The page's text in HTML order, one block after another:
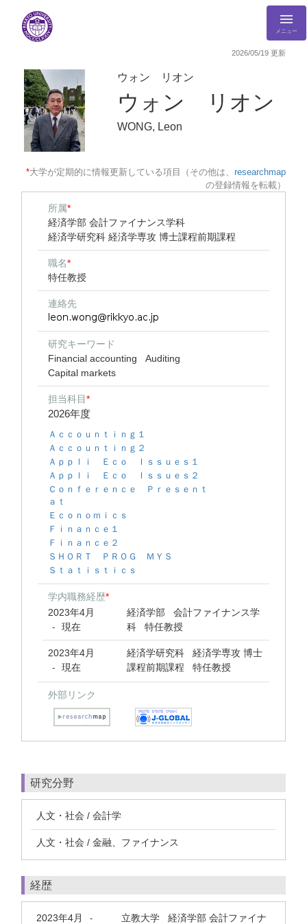
メニュー
2026/05/19 更新
ウォン リオン
ウォン リオン
WONG, Leon
*大学が定期的に情報更新している項目（その他は、 researchmap
の登録情報を転載）
所属*
経済学部 会計ファイナンス学科
経済学研究科 経済学専攻 博士課程前期課程
職名*
特任教授
連絡先
研究キーワード
Financial accounting
Auditing
Capital markets
担当科目*
2026年度
Ａｃｃｏｕｎｔｉｎｇ１
Ａｃｃｏｕｎｔｉｎｇ２
Ａｐｐｌｉ Ｅｃｏ Ｉｓｓｕｅｓ１
Ａｐｐｌｉ Ｅｃｏ Ｉｓｓｕｅｓ２
Ｃｏｎｆｅｒｅｎｃｅ Ｐｒｅｓｅｎｔ
ａｔ
Ｅｃｏｎｏｍｉｃｓ
Ｆｉｎａｎｃｅ１
Ｆｉｎａｎｃｅ２
ＳＨＯＲＴ ＰＲＯＧ ＭＹＳ
Ｓｔａｔｉｓｔｉｃｓ
学内職務経歴*
2023年4月
- 現在
経済学部 会計ファイナンス学
科 特任教授
2023年4月
- 現在
経済学研究科 経済学専攻 博士
課程前期課程 特任教授
外部リンク
研究分野
人文・社会 / 会計学
人文・社会 / 金融、ファイナンス
経歴
2023年4月 -
立教大学 経済学部 会計ファイナ